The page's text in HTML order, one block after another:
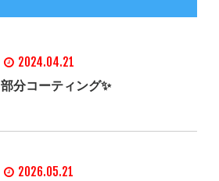
2024.04.21
部分コーティング✨
2026.05.21